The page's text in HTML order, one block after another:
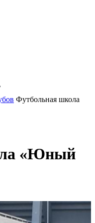
Футбольная школа
«Юный